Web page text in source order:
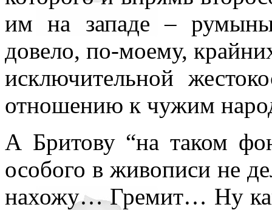
поводу. По
подсознаний в
то, знаемом и рожденном
нигде уточнять и
им на западе –
довело, по-моему,
исключительной
отношению к чужим
А Бритову “на таком
особого в живописи не
нахожу… Гремит… Ну